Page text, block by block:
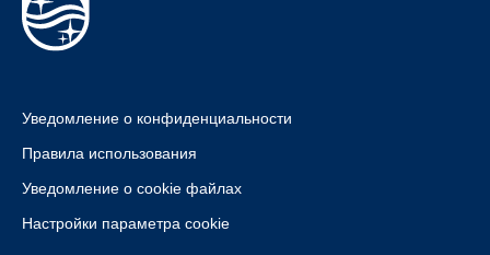
Уведомление о конфиденциальности
Правила использования
Уведомление о cookie файлах
Настройки параметра cookie